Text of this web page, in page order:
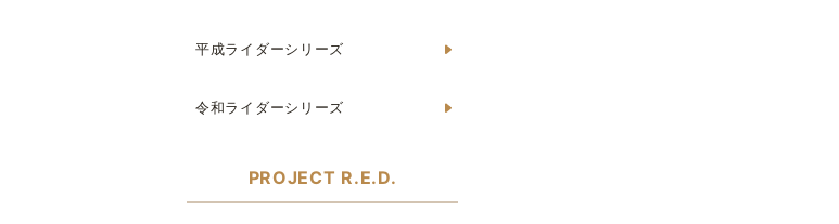
平成ライダーシリーズ
令和ライダーシリーズ
PROJECT R.E.D.